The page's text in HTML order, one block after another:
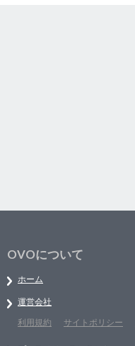
OVOについて
ホーム
運営会社
利用規約
サイトポリシー